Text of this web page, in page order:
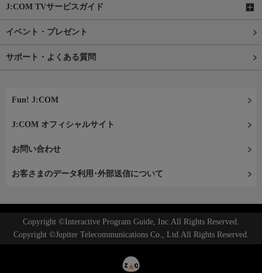
J:COM TVサービスガイド
イベント・プレゼント
サポート・よくある質問
Fun! J:COM
J:COM オフィシャルサイト
お問い合わせ
お客さまのデータ利用･外部送信について
Copyright ©Interactive Program Guide, Inc.All Rights Reserved.
Copyright ©Jupiter Telecommunications Co., Ltd.All Rights Reserved.